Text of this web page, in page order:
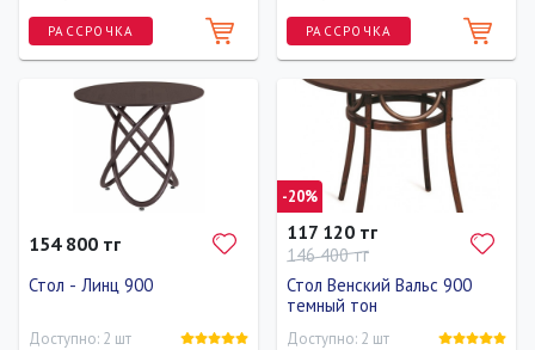
РАССРОЧКА
Длина
90 см
Высота
РАССРОЧКА
Ширина
90 см
Высота
80 см
154 800 тг
Стол - Линц 900
Доступно: 2 шт
-20%
117 120 тг
146 400 тг
Стол Венский Вальс 900
темный тон
Доступно: 2 шт